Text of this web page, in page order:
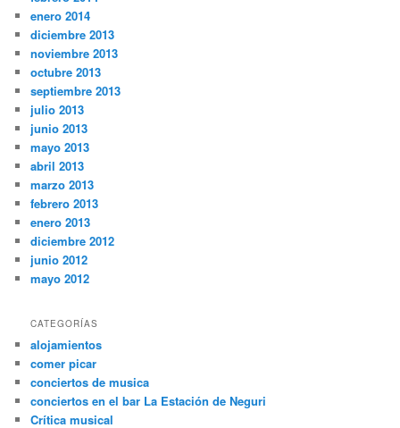
enero 2014
diciembre 2013
noviembre 2013
octubre 2013
septiembre 2013
julio 2013
junio 2013
mayo 2013
abril 2013
marzo 2013
febrero 2013
enero 2013
diciembre 2012
junio 2012
mayo 2012
CATEGORÍAS
alojamientos
comer picar
conciertos de musica
conciertos en el bar La Estación de Neguri
Crítica musical